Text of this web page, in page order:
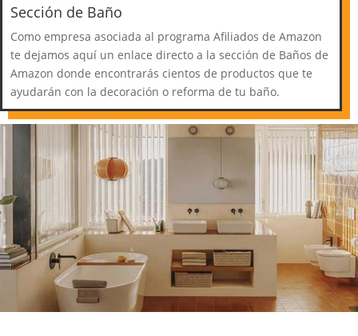
Sección de Baño
Como empresa asociada al programa Afiliados de Amazon
te dejamos aquí un enlace directo a la sección de Baños de
Amazon donde encontrarás cientos de productos que te
ayudarán con la decoración o reforma de tu baño.